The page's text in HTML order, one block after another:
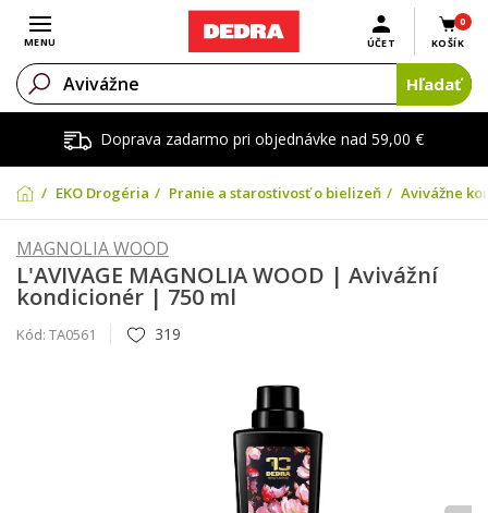
Doprava zadarmo pri objednávke nad 59,00 €
Otvoriť menu
MENU
0
KOŠÍK
ÚČET
Hľadať
EKO Drogéria Pranie a starostivosť o bielizeň Avivážne
MAGNOLIA WOOD
L'AVIVAGE MAGNOLIA WOOD | Avivážní
kondicionér | 750 ml
Kód: TA0561 319